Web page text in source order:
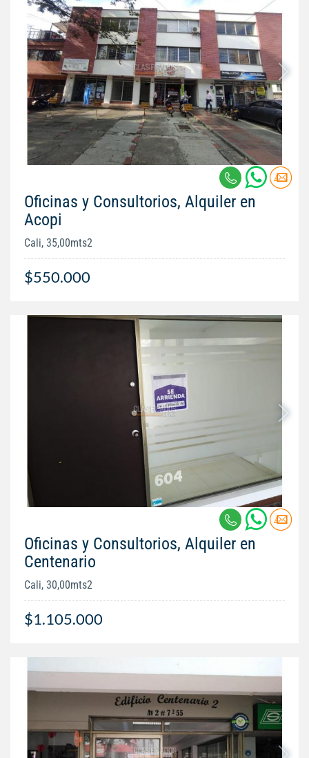
Oficinas y Consultorios, Alquiler en
Acopi
Cali, 35,00mts2
$550.000
Oficinas y Consultorios, Alquiler en
Centenario
Cali, 30,00mts2
$1.105.000